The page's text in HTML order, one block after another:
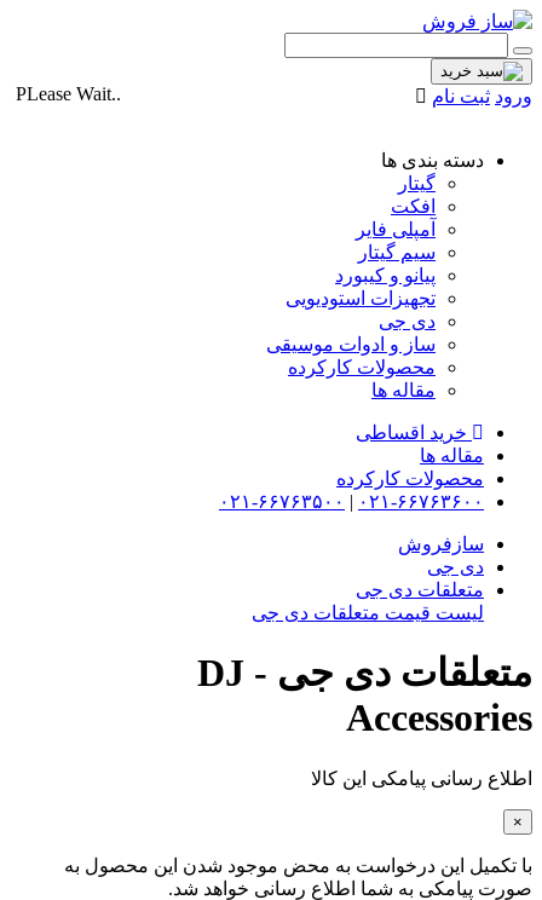
PLease Wait.. ورود ثبت نام
دسته بندی ها
گیتار
افکت
آمپلی فایر
سیم گیتار
پیانو و کیبورد
تجهیزات استودیویی
دی جی
ساز و ادوات موسیقی
محصولات کارکرده
مقاله ها
خرید اقساطی
مقاله ها
محصولات کارکرده
۰۲۱-۶۶۷۶۳۶۰۰ | ۰۲۱-۶۶۷۶۳۵۰۰
سازفروش
دی جی
متعلقات دی جی
لیست قیمت متعلقات دی جی
متعلقات دی جی - DJ
Accessories
اطلاع رسانی پیامکی این کالا
×
با تکمیل این درخواست به محض موجود شدن این محصول به
صورت پیامکی به شما اطلاع رسانی خواهد شد.